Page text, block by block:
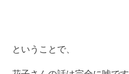
ということで、